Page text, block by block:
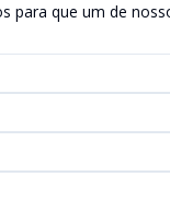
para que um de